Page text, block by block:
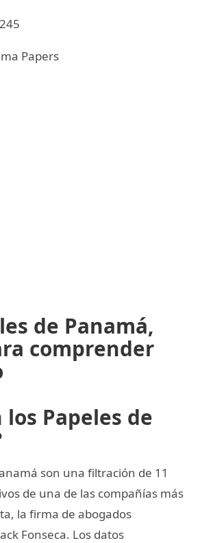
Papers
de Panamá,
comprender
los Papeles de
son una filtración de 11
de una de las compañías más
la firma de abogados
Fonseca. Los datos